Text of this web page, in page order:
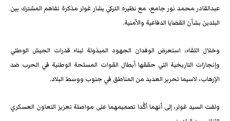
عبدالقادر محمد نور جامع، مع نظيره التركي يشار غولر مذكرة تفاهم المشترك بين
البلدين بشأن القضايا الدفاعية والأمنية.
وخلال اللقاء، استعرض الوفدان الجهود المبذولة لبناء قدرات الجيش الوطني
وإنجازات التاريخية التي حققها أبطال القوات المسلحة الوطنية في الحرب ضد
الإرهاب، لاسيما تحرير العديد من المناطق في جنوب ووسط البلاد.
ولفت السيد غولر، إلى أنهما أكَّدا تصميمهما على مواصلة تعزيز التعاون العسكري